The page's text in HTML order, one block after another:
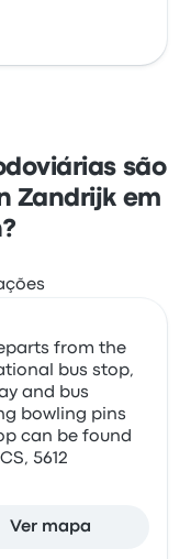
são
Zandrijk em
from the
bus stop,
and bus
bowling pins
can be found
5612
Ver mapa